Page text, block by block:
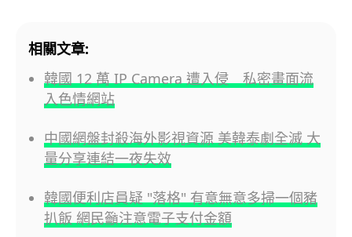
相關文章:
韓國 12 萬 IP Camera 遭入侵 私密畫面流
入色情網站
中國網盤封殺海外影視資源 美韓泰劇全滅 大
量分享連結一夜失效
韓國便利店員疑 "落格" 有意無意多掃一個豬
扒飯 網民籲注意電子支付金額